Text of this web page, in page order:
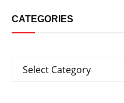
CATEGORIES
Categories
Select Category